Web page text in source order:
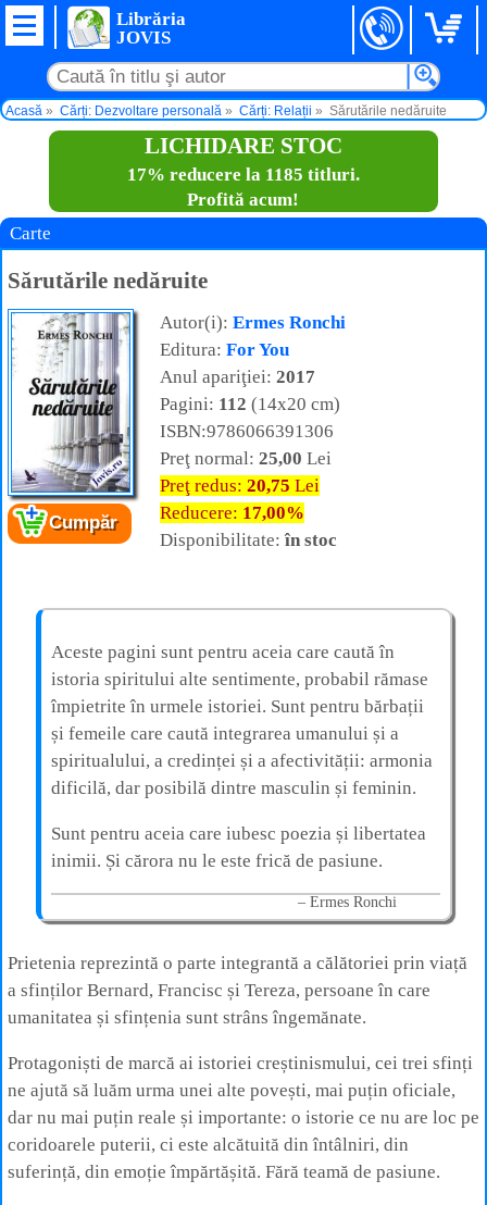
Librăria
JOVIS
Acasă Cărți: Dezvoltare personală Cărți: Relații Sărutările nedăruite
LICHIDARE STOC
17% reducere la 1185 titluri.
Profită acum!
Carte
Sărutările nedăruite
Cartea:
Sărutările nedăruite
Ermes Ronchi
Cumpăr
Autor(i): Ermes Ronchi
Editura: For You
Anul apariţiei: 2017
Pagini: 112 (14x20 cm)
ISBN:9786066391306
Preţ normal: 25,00 Lei
Preţ redus: 20,75 Lei
Reducere: 17,00%
Disponibilitate:în stoc
Aceste pagini sunt pentru aceia care caută în
istoria spiritului alte sentimente, probabil rămase
împietrite în urmele istoriei. Sunt pentru bărbații
și femeile care caută integrarea umanului și a
spiritualului, a credinței și a afectivității: armonia
dificilă, dar posibilă dintre masculin și feminin.
Sunt pentru aceia care iubesc poezia și libertatea
inimii. Și cărora nu le este frică de pasiune.
Ermes Ronchi
Prietenia reprezintă o parte integrantă a călătoriei prin viață
a sfinților Bernard, Francisc și Tereza, persoane în care
umanitatea și sfințenia sunt strâns îngemănate.
Protagoniști de marcă ai istoriei creștinismului, cei trei sfinți
ne ajută să luăm urma unei alte povești, mai puțin oficiale,
dar nu mai puțin reale și importante: o istorie ce nu are loc pe
coridoarele puterii, ci este alcătuită din întâlniri, din
suferință, din emoție împărtășită. Fără teamă de pasiune.